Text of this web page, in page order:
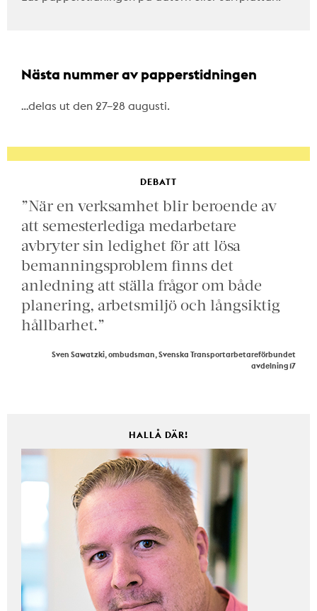
Nästa nummer av papperstidningen
…delas ut den 27–28 augusti.
DEBATT
”När en verksamhet blir beroende av
att semesterlediga medarbetare
avbryter sin ledighet för att lösa
bemanningsproblem finns det
anledning att ställa frågor om både
planering, arbetsmiljö och långsiktig
hållbarhet.”
Sven Sawatzki, ombudsman, Svenska Transportarbetareförbundet
avdelning 17
HALLÅ DÄR!